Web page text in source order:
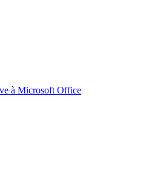
à Microsoft Office